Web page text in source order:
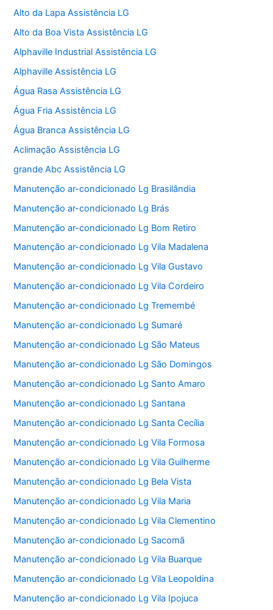
Alto da Lapa Assistência LG
Alto da Boa Vista Assistência LG
Alphaville Industrial Assistência LG
Alphaville Assistência LG
Água Rasa Assistência LG
Água Fria Assistência LG
Água Branca Assistência LG
Aclimação Assistência LG
grande Abc Assistência LG
Manutenção ar-condicionado Lg Brasilândia
Manutenção ar-condicionado Lg Brás
Manutenção ar-condicionado Lg Bom Retiro
Manutenção ar-condicionado Lg Vila Madalena
Manutenção ar-condicionado Lg Vila Gustavo
Manutenção ar-condicionado Lg Vila Cordeiro
Manutenção ar-condicionado Lg Tremembé
Manutenção ar-condicionado Lg Sumaré
Manutenção ar-condicionado Lg São Mateus
Manutenção ar-condicionado Lg São Domingos
Manutenção ar-condicionado Lg Santo Amaro
Manutenção ar-condicionado Lg Santana
Manutenção ar-condicionado Lg Santa Cecília
Manutenção ar-condicionado Lg Vila Formosa
Manutenção ar-condicionado Lg Vila Guilherme
Manutenção ar-condicionado Lg Bela Vista
Manutenção ar-condicionado Lg Vila Maria
Manutenção ar-condicionado Lg Vila Clementino
Manutenção ar-condicionado Lg Sacomã
Manutenção ar-condicionado Lg Vila Buarque
Manutenção ar-condicionado Lg Vila Leopoldina
Manutenção ar-condicionado Lg Vila Ipojuca